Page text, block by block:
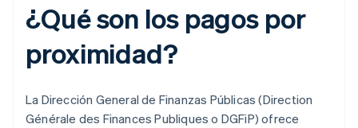
¿Qué son los pagos por
proximidad?
La Dirección General de Finanzas Públicas (Direction
Générale des Finances Publiques o DGFiP) ofrece